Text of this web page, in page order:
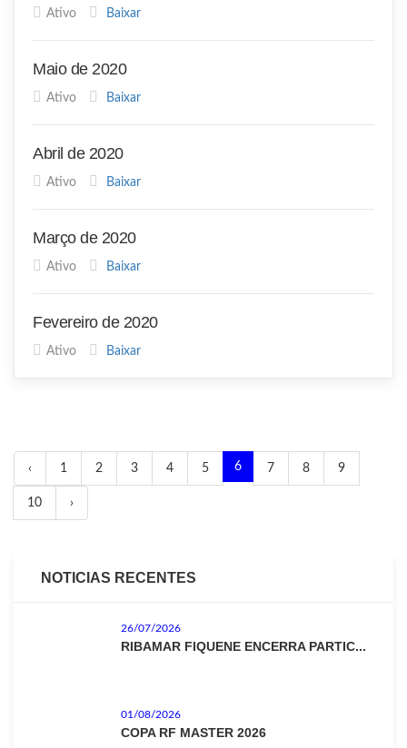
Ativo Baixar
Maio de 2020
Ativo Baixar
Abril de 2020
Ativo Baixar
Março de 2020
Ativo Baixar
Fevereiro de 2020
Ativo Baixar
‹ 1 2 3 4 5 6 7 8 9
10 ›
NOTICIAS RECENTES
26/07/2026
RIBAMAR FIQUENE ENCERRA PARTIC...
01/08/2026
COPA RF MASTER 2026